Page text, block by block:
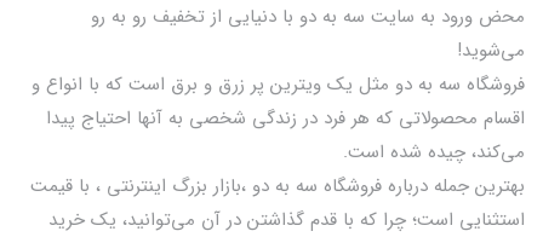
محض ورود به سایت سه به دو با دنیایی از تخفيف رو به رو
می‌شوید!
فروشگاه سه به دو مثل یک ویترین پر زرق و برق است که با انواع و
اقسام محصولاتی که هر فرد در زندگی شخصی به آنها احتیاج پیدا
می‌کند، چیده شده است.
بهترين جمله درباره فروشگاه سه به دو ،بازار بزرگ اینترنتی ، با قيمت
استثنايي است؛ چرا که با قدم گذاشتن در آن می‌توانید، یک خرید